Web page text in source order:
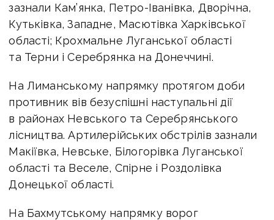
зазнали Кам’янка, Петро-Іванівка, Дворічна,
Кутьківка, Западне, Масютівка Харківської
області; Крохмальне Луганської області
та Терни і Серебрянка на Донеччині.
На Лиманському напрямку протягом доби
противник вів безуспішні наступальні дії
в районах Невського та Серебрянського
лісництва. Артилерійських обстрілів зазнали
Макіївка, Невське, Білогорівка Луганської
області та Веселе, Спірне і Роздолівка
Донецької області.
На Бахмутському напрямку ворог